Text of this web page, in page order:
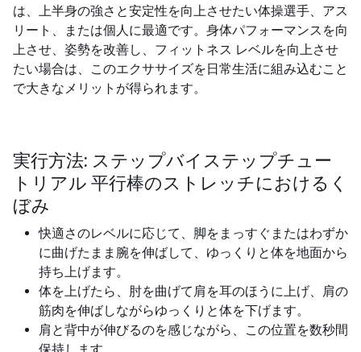
は、上半身の強さと安定性を向上させたい体操選手、アス
リート、または個人に最適です。身体パフォーマンスを向
上させ、姿勢を改善し、フィットネス レベルを向上させ
たい場合は、このエクササイズを日常生活に組み込むこと
で大きなメリットが得られます。
実行方法: ステップバイステップチュー
トリアル 平行棒のストレッチにおけるく
ぼみ
快適さのレベルに応じて、脚をまっすぐまたはわずか
に曲げたまま腕を伸ばして、ゆっくりと体を地面から
持ち上げます。
体を上げたら、肘を曲げて肩を耳のほうに上げ、肩の
筋肉を伸ばしながらゆっくりと体を下げます。
肩と背中が伸びるのを感じながら、この位置を数秒間